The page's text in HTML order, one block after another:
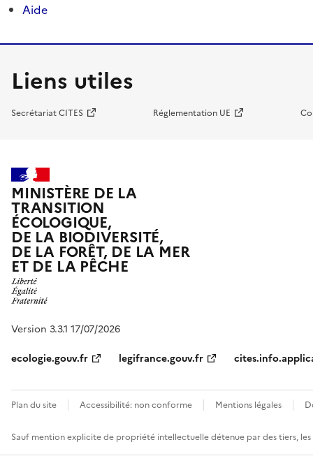
Aide
Liens utiles
Secrétariat CITES Réglementation UE
MINISTÈRE DE LA
TRANSITION
ÉCOLOGIQUE,
DE LA BIODIVERSITÉ,
DE LA FORÊT, DE LA MER
ET DE LA PÊCHE
Version 3.3.1 17/07/2026
ecologie.gouv.fr
legifrance.gouv.fr
Plan du site Accessibilité: non conforme Mentions légales
Sauf mention explicite de propriété intellectuelle détenue par des tiers,